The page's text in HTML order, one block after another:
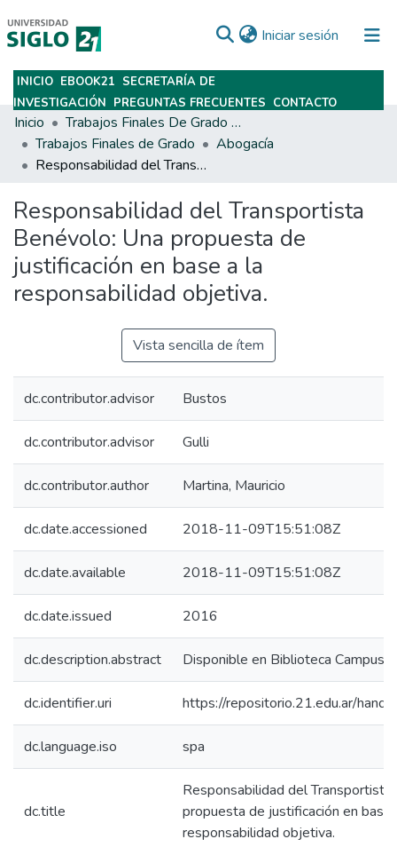
Iniciar sesión (current)
Subir
INICIO EBOOK21 SECRETARÍA DE
INVESTIGACIÓN PREGUNTAS FRECUENTES CONTACTO
Inicio
Trabajos Finales De Grado Y Posgrado
Trabajos Finales de Grado
Abogacía
Responsabilidad del Transportista Benévolo: Una propuesta de justificación en base a la responsabilidad objetiva.
Responsabilidad del Transportista
Benévolo: Una propuesta de
justificación en base a la
responsabilidad objetiva.
Vista sencilla de ítem
dc.contributor.advisor Bustos
dc.contributor.advisor Gulli
dc.contributor.author Martina, Mauricio
dc.date.accessioned 2018-11-09T15:51:08Z
dc.date.available 2018-11-09T15:51:08Z
dc.date.issued 2016
dc.description.abstract Disponible en Biblioteca Campus
dc.identifier.uri https://repositorio.21.edu.ar/
dc.language.iso spa
dc.title
Responsabilidad del Transportista
propuesta de justificación en base
responsabilidad objetiva.